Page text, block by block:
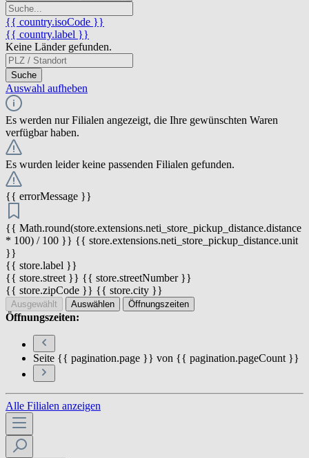
{{ country.isoCode }}
{{ country.label }}
Keine Länder gefunden.
Suche
Auswahl aufheben
Es werden nur Filialen angezeigt, die Ihre gewünschten Waren
verfügbar haben.
Es wurden leider keine passenden Filialen gefunden.
{{ errorMessage }}
{{ Math.round(store.extensions.neti_store_pickup_distance.distance
* 100) / 100 }} {{ store.extensions.neti_store_pickup_distance.unit
}}
{{ store.label }}
{{ store.street }} {{ store.streetNumber }}
{{ store.zipCode }} {{ store.city }}
Ausgewählt Auswählen Öffnungszeiten
Öffnungszeiten:
Seite {{ pagination.page }} von {{ pagination.pageCount }}
Alle Filialen anzeigen